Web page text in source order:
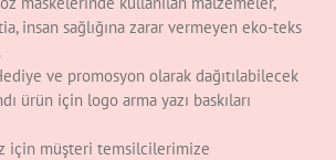
insan sağlığına zarar vermeyen eko-teks
ve promosyon olarak dağıtılabilecek
ürün için logo arma yazı baskıları
için müşteri temsilcilerimize